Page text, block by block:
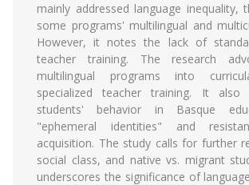
mainly addressed language inequality,
some programs' multilingual and
However, it notes the lack of
teacher training. The research
multilingual programs into
specialized teacher training. It also
students' behavior in Basque
"ephemeral identities" and
acquisition. The study calls for further
social class, and native vs. migrant
underscores the significance of